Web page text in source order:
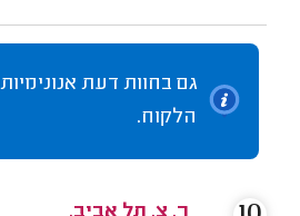
גם בחוות דעת
הלקוח.